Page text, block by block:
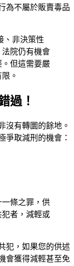
為不屬於販賣毒品
、非決策性
院仍有機會
但這需要嚴
。
過！
沒有轉圜的餘地。
爭取減刑的機會：
一條之罪，供
者，減輕或
犯，如果您的供述
會獲得減輕甚至免